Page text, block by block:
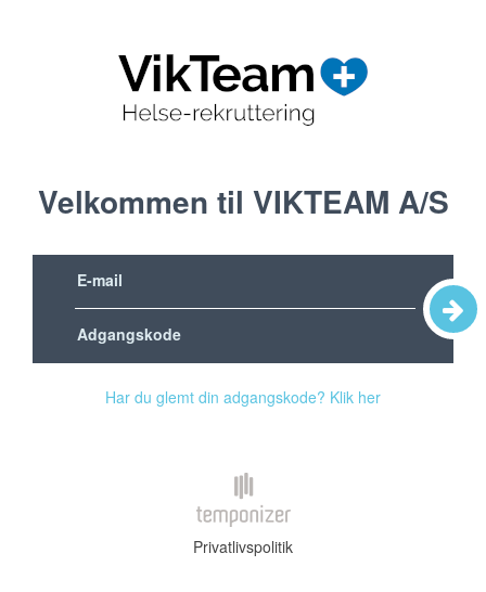
Velkommen til VIKTEAM A/S
Har du glemt din adgangskode? Klik her
Privatlivspolitik